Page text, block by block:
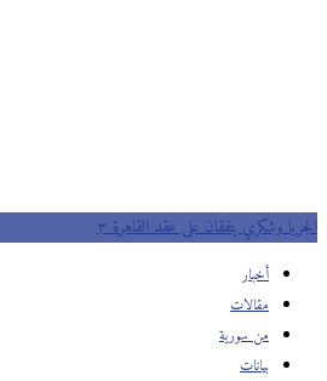
الجربا وشكري يتفقان على عقد القاهرة ٣
أخبار
مقالات
من سورية
بيانات